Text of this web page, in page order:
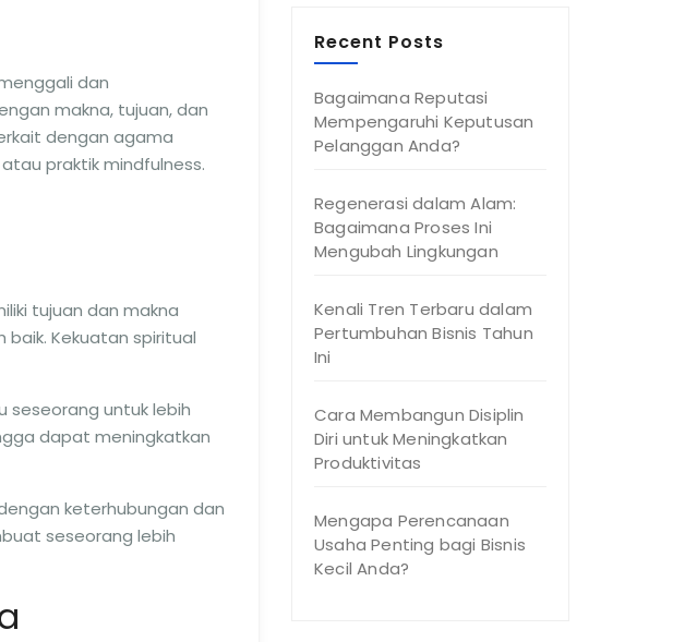
dan
makna, tujuan, dan
dengan agama
praktik mindfulness.
tujuan dan makna
Kekuatan spiritual
seseorang untuk lebih
dapat meningkatkan
keterhubungan dan
seseorang lebih
Recent Posts
Bagaimana Reputasi
Mempengaruhi Keputusan
Pelanggan Anda?
Regenerasi dalam Alam:
Bagaimana Proses Ini
Mengubah Lingkungan
Kenali Tren Terbaru dalam
Pertumbuhan Bisnis Tahun
Ini
Cara Membangun Disiplin
Diri untuk Meningkatkan
Produktivitas
Mengapa Perencanaan
Usaha Penting bagi Bisnis
Kecil Anda?